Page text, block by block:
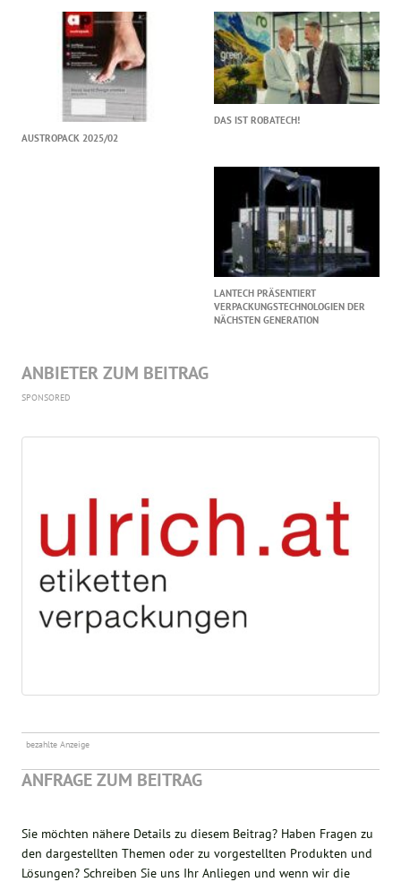
AUSTROPACK 2025/02
DAS IST ROBATECH!
LANTECH PRÄSENTIERT
VERPACKUNGSTECHNOLOGIEN DER
NÄCHSTEN GENERATION
ANBIETER ZUM BEITRAG
SPONSORED
bezahlte Anzeige
ANFRAGE ZUM BEITRAG
Sie möchten nähere Details zu diesem Beitrag? Haben Fragen zu
den dargestellten Themen oder zu vorgestellten Produkten und
Lösungen? Schreiben Sie uns Ihr Anliegen und wenn wir die